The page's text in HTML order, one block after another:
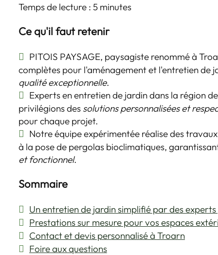
Temps de lecture : 5 minutes
Ce qu'il faut retenir
PITOIS PAYSAGE, paysagiste renommé à
complètes pour l'aménagement et l'entretien de
qualité exceptionnelle.
Experts en entretien de jardin dans la région
privilégions des solutions personnalisées et
pour chaque projet.
Notre équipe expérimentée réalise des
à la pose de pergolas bioclimatiques,
et fonctionnel.
Sommaire
Un entretien de jardin simplifié par des experts
Prestations sur mesure pour vos espaces
Contact et devis personnalisé à Troarn
Foire aux questions